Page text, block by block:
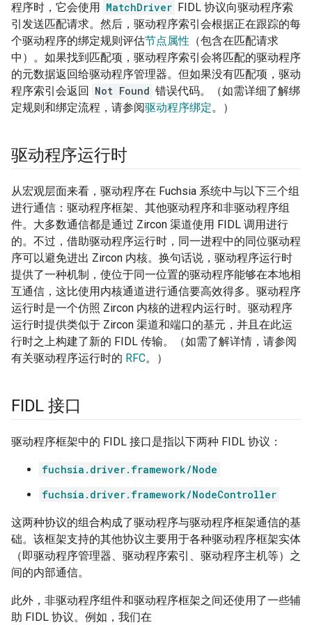
程序时，它会使用
MatchDriver FIDL 协议向驱动程序索
引发送匹配请求。然后，驱动程序索引会根据正在跟踪的每
个驱动程序的绑定规则评估节点属性 （包含在匹配请求
中）。如果找到匹配项，驱动程序索引会将匹配的驱动程序
的元数据返回给驱动程序管理器。但如果没有匹配项，驱动
程序索引会返回
Not Found 错误代码。（如需详细了解绑
定规则和绑定流程，请参阅驱动程序绑定。）
驱动程序运行时
从宏观层面来看，驱动程序在 Fuchsia 系统中与以下三个组
进行通信：驱动程序框架、其他驱动程序和非驱动程序组
件。大多数通信都是通过 Zircon 渠道使用 FIDL 调用进行
的。不过，借助驱动程序运行时，同一进程中的同位驱动程
序可以避免进出 Zircon 内核。换句话说，驱动程序运行时
提供了一种机制，使位于同一位置的驱动程序能够在本地相
互通信，这比使用内核通道进行通信要高效得多。驱动程序
运行时是一个仿照 Zircon 内核的进程内运行时。驱动程序
运行时提供类似于 Zircon 渠道和端口的基元，并且在此运
行时之上构建了新的 FIDL 传输。（如需了解详情，请参阅
有关驱动程序运行时的 RFC。）
FIDL 接口
驱动程序框架中的 FIDL 接口是指以下两种 FIDL 协议：
fuchsia.driver.framework/Node
fuchsia.driver.framework/NodeController
这两种协议的组合构成了驱动程序与驱动程序框架通信的基
础。该框架支持的其他协议主要用于各种驱动程序框架实体
（即驱动程序管理器、驱动程序索引、驱动程序主机等）之
间的内部通信。
此外，非驱动程序组件和驱动程序框架之间还使用了一些辅
助 FIDL 协议。例如，我们在